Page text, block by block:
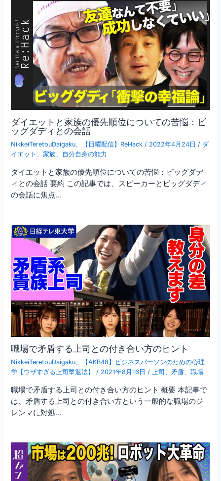
ダイエットと家族の優先順位についての苦悩：ビ
ッグダディとの会話
NikkeiTeretouDaigaku、 【日曜配信】ReHack / 2022年4月24日 / ダ
イエット 、家族、 自分自身の能力
ダイエットと家族の優先順位についての苦悩：ビッグダデ
ィとの会話 要約 この記事では、スピーカーとビッグダディ
の会話に焦点…
職場で矛盾する上司との付き合い方のヒント
NikkeiTeretouDaigaku、
【AKB48】ビジネスパーソンのための心理
学【ウザすぎる上司撃退法】
/ 2021年8月16日 /上司 、矛盾、職場
職場で矛盾する上司との付き合い方のヒント 概要 本記事で
は、矛盾する上司との付き合い方という一般的な職場のジ
レンマに対処…